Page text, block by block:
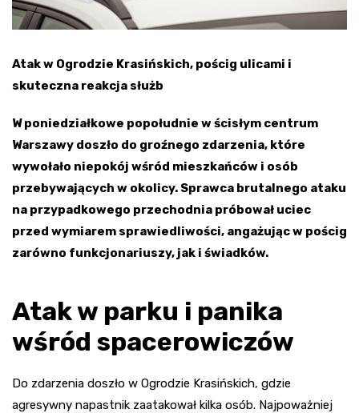
Atak w Ogrodzie Krasińskich, pościg ulicami i
skuteczna reakcja służb
W poniedziałkowe popołudnie w ścisłym centrum
Warszawy doszło do groźnego zdarzenia, które
wywołało niepokój wśród mieszkańców i osób
przebywających w okolicy. Sprawca brutalnego ataku
na przypadkowego przechodnia próbował uciec
przed wymiarem sprawiedliwości, angażując w pościg
zarówno funkcjonariuszy, jak i świadków.
Atak w parku i panika
wśród spacerowiczów
Do zdarzenia doszło w Ogrodzie Krasińskich, gdzie
agresywny napastnik zaatakował kilka osób. Najpoważniej